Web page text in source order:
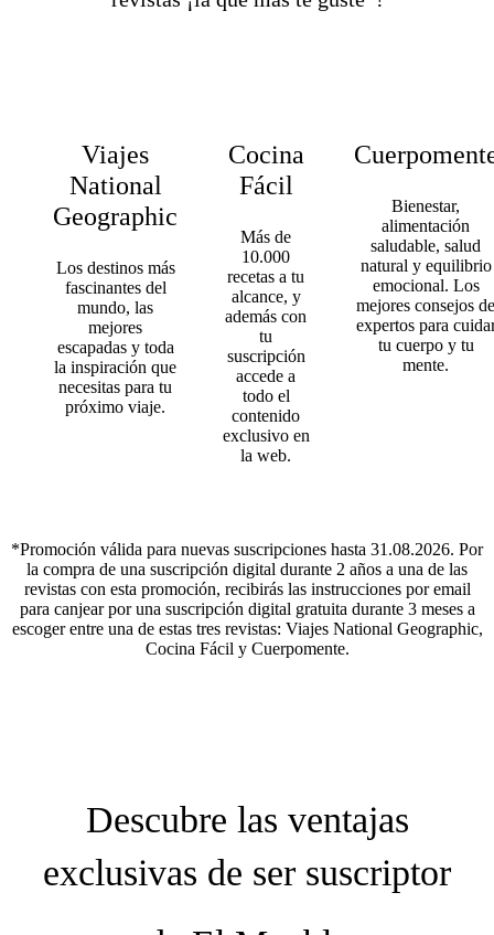
Viajes
National
Geographic
Los destinos más
fascinantes del
mundo, las
mejores
escapadas y toda
la inspiración que
necesitas para tu
próximo viaje.
Cocina
Fácil
Más de
10.000
recetas a tu
alcance, y
además con
tu
suscripción
accede a
todo el
contenido
exclusivo en
la web.
Bienestar,
alimentación
saludable, salud
natural y equilibrio
emocional. Los
mejores consejos
expertos para
tu cuerpo y tu
mente.
*Promoción válida para nuevas suscripciones hasta 31.08.2026. Por
la compra de una suscripción digital durante 2 años a una de las
revistas con esta promoción, recibirás las instrucciones por email
para canjear por una suscripción digital gratuita durante 3 meses a
escoger entre una de estas tres revistas: Viajes National Geographic,
Cocina Fácil y Cuerpomente.
Descubre las ventajas
exclusivas de ser suscriptor